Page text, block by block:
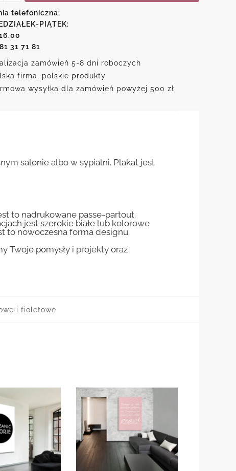
telefoniczna:
PIĄTEK:
31 71 81
zamówień 5-8 dni roboczych
firma, polskie produkty
wysyłka dla zamówień powyżej 500 zł
salonie albo w sypialni. Plakat jest
to nadrukowane passe-partout.
jest szerokie białe lub kolorowe
to nowoczesna forma designu.
Twoje pomysły i projekty oraz
i fioletowe